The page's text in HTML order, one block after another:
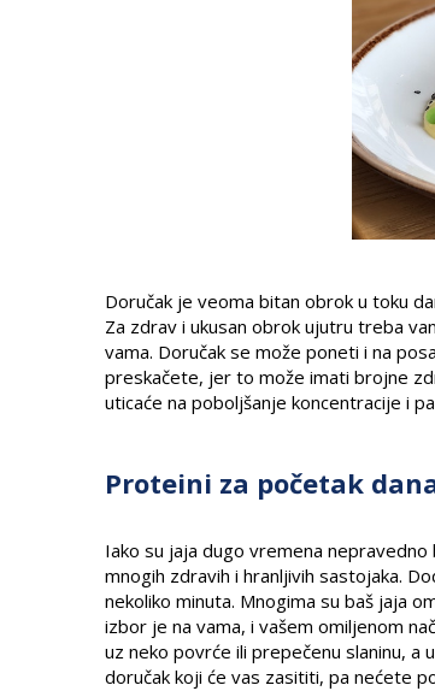
Doručak je veoma bitan obrok u toku
Za zdrav i ukusan obrok ujutru treba
vama. Doručak se može poneti i na
preskačete, jer to može imati brojne
uticaće na poboljšanje koncentracije i
Proteini za početak
Iako su jaja dugo vremena
mnogih zdravih i hranljivih sastojaka.
nekoliko minuta. Mnogima su baš jaja
izbor je na vama, i vašem omiljenom
uz neko povrće ili prepečenu slaninu,
doručak koji će vas zasititi, pa nećete